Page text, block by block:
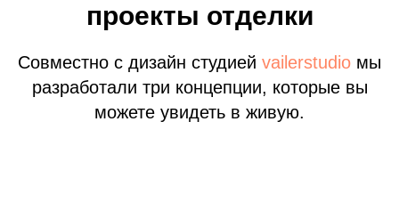
проекты отделки
Совместно с дизайн студией vailerstudio мы
разработали три концепции, которые вы
можете увидеть в живую.